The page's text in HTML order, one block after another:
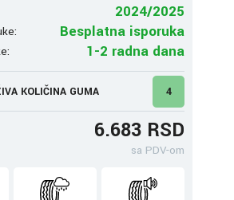
2024/2025
Besplatna isporuka
1-2 radna dana
KOLIČINA GUMA 4
6.683 RSD
sa PDV-om